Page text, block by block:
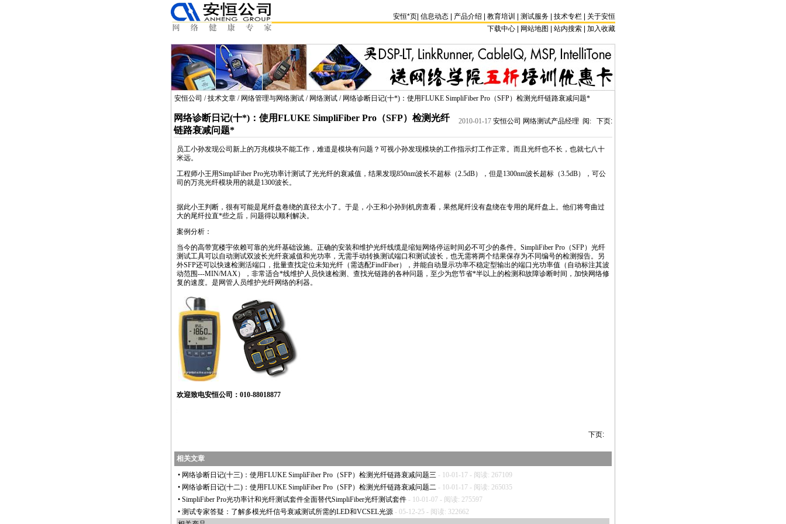
安恒*页 信息动态 产品介绍 教育培训 测试服务 技术专栏
关于安恒
下载中心 | 网站地图 | 站内搜索 加入收藏
安恒公司 /技术文章 / 网络管理与网络测试 / 网络测试 / 网络诊断日记(十*)：使用FLUKE SimpliFiber Pro（SFP）检测光纤链路衰减问题*
2010-01-17 安恒公司 网络测试产品经理 阅: 下页:
网络诊断日记(十*)：使用FLUKE SimpliFiber Pro（SFP）检测光纤
链路衰减问题*
员工小孙发现公司新上的万兆模块不能工作，难道是模块有问题？可视小孙发现模块的工作指示灯工作正常。而且光纤也不长，也就七八十
米远。
工程师小王用SimpliFiber Pro光功率计测试了光光纤的衰减值，结果发现850nm波长不超标（2.5dB），但是1300nm波长超标（3.5dB），可公
司的万兆光纤模块用的就是1300波长。
据此小王判断，很有可能是尾纤盘卷绕的直径太小了。于是，小王和小孙到机房查看，果然尾纤没有盘绕在专用的尾纤盘上。他们将弯曲过
大的尾纤拉直*些之后，问题得以顺利解决。
案例分析：
当今的高带宽楼宇依赖可靠的光纤基础设施。正确的安装和维护光纤线缆是缩短网络停运时间必不可少的条件。SimpliFiber Pro（SFP）光纤
测试工具可以自动测试双波长光纤衰减值和光功率，无需手动转换测试端口和测试波长，也无需将两个结果保存为不同编号的检测报告。另
外SFP还可以快速检测活端口，批量查找定位未知光纤（需选配FindFiber），并能自动显示功率不稳定型输出的端口光功率值（自动标注其波
动范围---MIN/MAX），非常适合*线维护人员快速检测、查找光链路的各种问题，至少为您节省*半以上的检测和故障诊断时间，加快网络修
复的速度。是网管人员维护光纤网络的利器。
欢迎致电安恒公司：010-88018877
下页:
相关文章
• 网络诊断日记(十三)：使用FLUKE SimpliFiber Pro（SFP）检测光纤链路衰减问题三 - 10-01-17 - 阅读: 267109
• 网络诊断日记(十二)：使用FLUKE SimpliFiber Pro（SFP）检测光纤链路衰减问题二 - 10-01-17 - 阅读: 265035
• SimpliFiber Pro光功率计和光纤测试套件全面替代SimpliFiber光纤测试套件 - 10-01-07 - 阅读: 275597
• 测试专家答疑：了解多模光纤信号衰减测试所需的LED和VCSEL光源 - 05-12-25 - 阅读: 322662